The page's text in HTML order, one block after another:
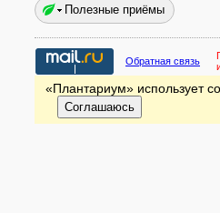
Полезные приёмы
Обратная связь
«Плантариум» использует
Соглашаюсь